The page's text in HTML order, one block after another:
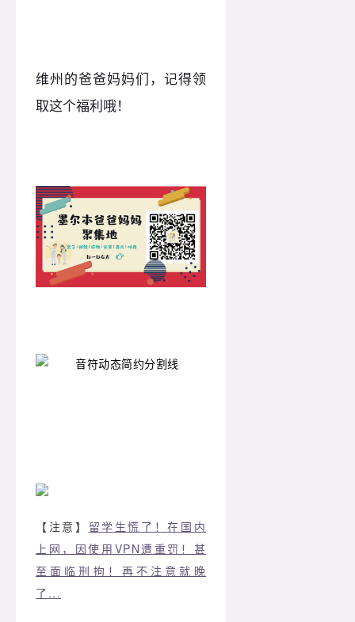
维州的爸爸妈妈们，记得领
取这个福利哦！
【注意】 留学生慌了！在国内
上网，因使用VPN遭重罚！甚
至面临刑拘！再不注意就晚
了...